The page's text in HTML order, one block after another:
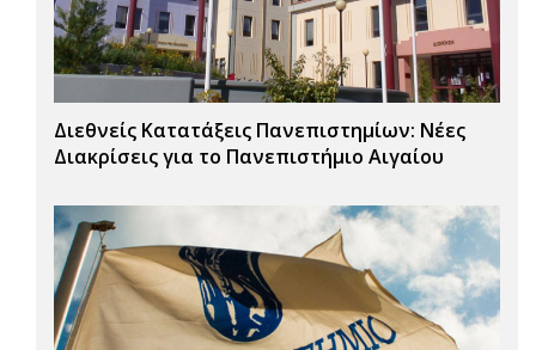
Διεθνείς Κατατάξεις Πανεπιστημίων: Νέες
Διακρίσεις για το Πανεπιστήμιο Αιγαίου